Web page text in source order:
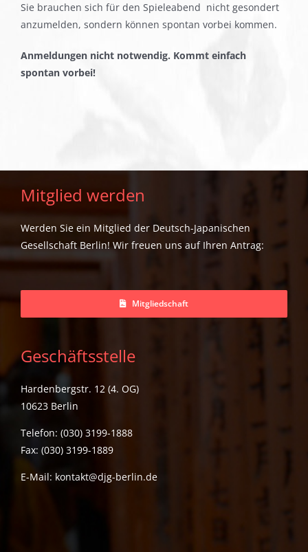
Sie brauchen sich für den Spieleabend nicht gesondert
anzumelden, sondern können spontan vorbei kommen.
Anmeldungen nicht notwendig. Kommt einfach
spontan vorbei!
Mitglied werden
Werden Sie ein Mitglied der Deutsch-Japanischen
Gesellschaft Berlin! Wir freuen uns auf Ihren Antrag:
Mitgliedschaft
Geschäftsstelle
Hardenbergstr. 12 (4. OG)
10623 Berlin
Telefon: (030) 3199-1888
Fax: (030) 3199-1889
E-Mail: kontakt@djg-berlin.de